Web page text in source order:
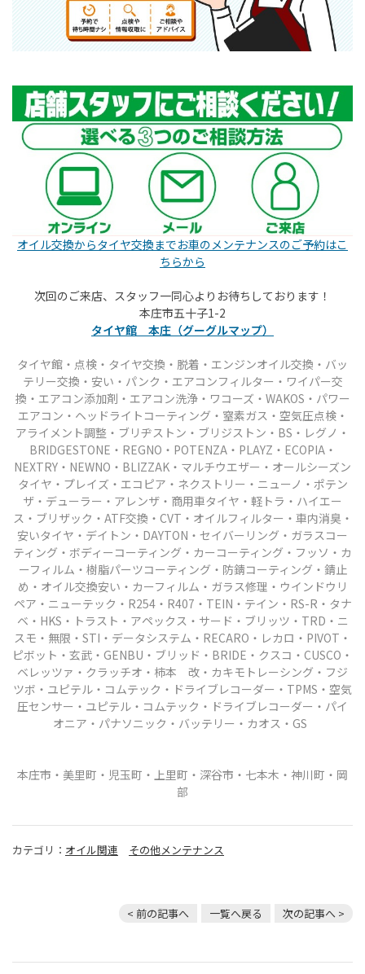
オイル交換からタイヤ交換までお車のメンテナンスのご予約はこ
ちらから
次回のご来店、スタッフ一同心よりお待ちしております！
本庄市五十子1-2
タイヤ館 本庄（グーグルマップ）
タイヤ館・点検・タイヤ交換・脱着・エンジンオイル交換・バッ
テリー交換・安い・パンク ・エアコンフィルター・ワイパー交
換・エアコン添加剤・エアコン洗浄・ワコーズ・WAKOS・パワー
エアコン ・ヘッドライトコーティング・窒素ガス・空気圧点検・
アライメント調整・ブリヂストン・ブリジストン・BS・レグノ・
BRIDGESTONE・REGNO・POTENZA・PLAYZ・ECOPIA・
NEXTRY・NEWNO・BLIZZAK・マルチウエザー・オールシーズン
タイヤ ・プレイズ・エコピア・ネクストリー・ニューノ・ポテン
ザ・デューラー・アレンザ・商用車タイヤ ・軽トラ・ハイエー
ス・ブリザック・ATF交換・CVT・オイルフィルター・車内消臭・
安いタイヤ・ デイトン・DAYTON・セイバーリング・ガラスコー
ティング・ボディーコーティング・カーコーティング ・フッソ・カ
ーフィルム・樹脂パーツコーティング・防錆コーティング・錆止
め・オイル交換安い・カーフィルム・ ガラス修理・ウインドウリ
ペア・ニューテック・R254・R407・TEIN・テイン・RS-R・タナ
ベ・HKS・トラスト・ アペックス・サード・ブリッツ・TRD・ニ
スモ・無限・STI・データシステム・RECARO・レカロ・PIVOT・
ピボット・玄武・GENBU ・ブリッド・BRIDE・クスコ・CUSCO・
ベレッツァ・クラッチオ・柿本 改・カキモトレーシング ・フジ
ツボ・ユピテル・コムテック・ドライブレコーダー・TPMS・空気
圧センサー・ユピテル・コムテック・ドライブレコーダー・パイ
オニア・パナソニック・バッテリー・カオス・GS
本庄市・美里町・児玉町・上里町・深谷市・七本木・神川町・岡
部
カテゴリ： オイル関連 その他メンテナンス
< 前の記事へ 一覧へ戻る 次の記事へ >